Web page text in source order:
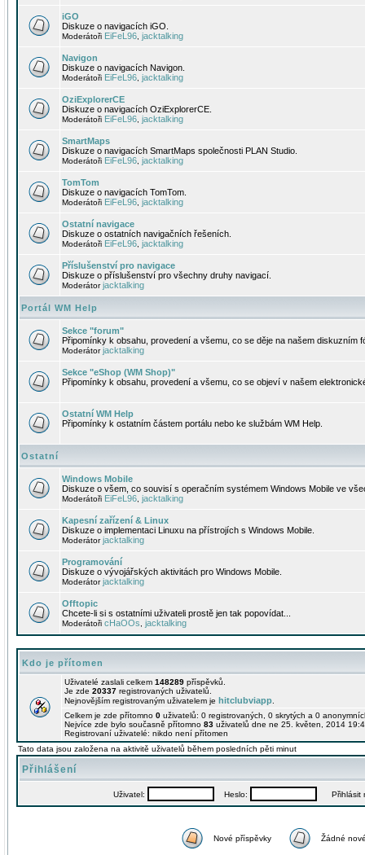
iGO
Diskuze o navigacích iGO.
Moderátoři EiFeL96 jacktalking
Navigon
Diskuze o navigacích Navigon.
Moderátoři EiFeL96 jacktalking
OziExplorerCE
Diskuze o navigacích OziExplorerCE.
Moderátoři EiFeL96 jacktalking
SmartMaps
Diskuze o navigacích SmartMaps společnosti PLAN Studio.
Moderátoři EiFeL96 jacktalking
TomTom
Diskuze o navigacích TomTom.
Moderátoři EiFeL96 jacktalking
Ostatní navigace
Diskuze o ostatních navigačních řešeních.
Moderátoři EiFeL96 jacktalking
Příslušenství pro navigace
Diskuze o příslušenství pro všechny druhy navigací.
Moderátorjacktalking
Portál WM Help
Sekce "forum"
Připomínky k obsahu, provedení a všemu, co se děje na našem diskuzním
Moderátorjacktalking
Sekce "eShop (WM Shop)"
Připomínky k obsahu, provedení a všemu, co se objeví v našem
Ostatní WM Help
Připomínky k ostatním částem portálu nebo ke službám WM Help.
Ostatní
Windows Mobile
Diskuze o všem, co souvisí s operačním systémem Windows Mobile ve
Moderátoři EiFeL96 jacktalking
Kapesní zařízení & Linux
Diskuze o implementaci Linuxu na přístrojích s Windows Mobile.
Moderátorjacktalking
Programování
Diskuze o vývojářských aktivitách pro Windows Mobile.
Moderátorjacktalking
Offtopic
Chcete-li si s ostatními uživateli prostě jen tak popovídat...
Moderátoři cHaOOs jacktalking
Kdo je přítomen
Uživatelé zaslali celkem 148289 příspěvků.
Je zde 20337 registrovaných uživatelů.
Nejnovějším registrovaným uživatelem je hitclubviapp
Celkem je zde přítomno 0 uživatelů: 0 registrovaných, 0 skrytých a 0
Nejvíce zde bylo současně přítomno 83 uživatelů dne ne 25. květen, 2014
Registrovaní uživatelé: nikdo není přítomen
Tato data jsou založena na aktivitě uživatelů během posledních pěti minut
Přihlášení
Uživatel: Heslo: Přihlásit
Nové příspěvky Žádné